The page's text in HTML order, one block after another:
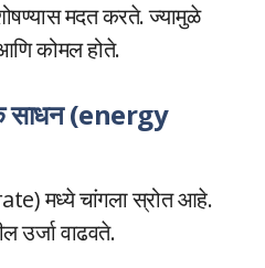
मदत करते. ज्यामुळे
कोमल होते.
साधन (energy
मध्ये चांगला स्रोत आहे.
उर्जा वाढवते.